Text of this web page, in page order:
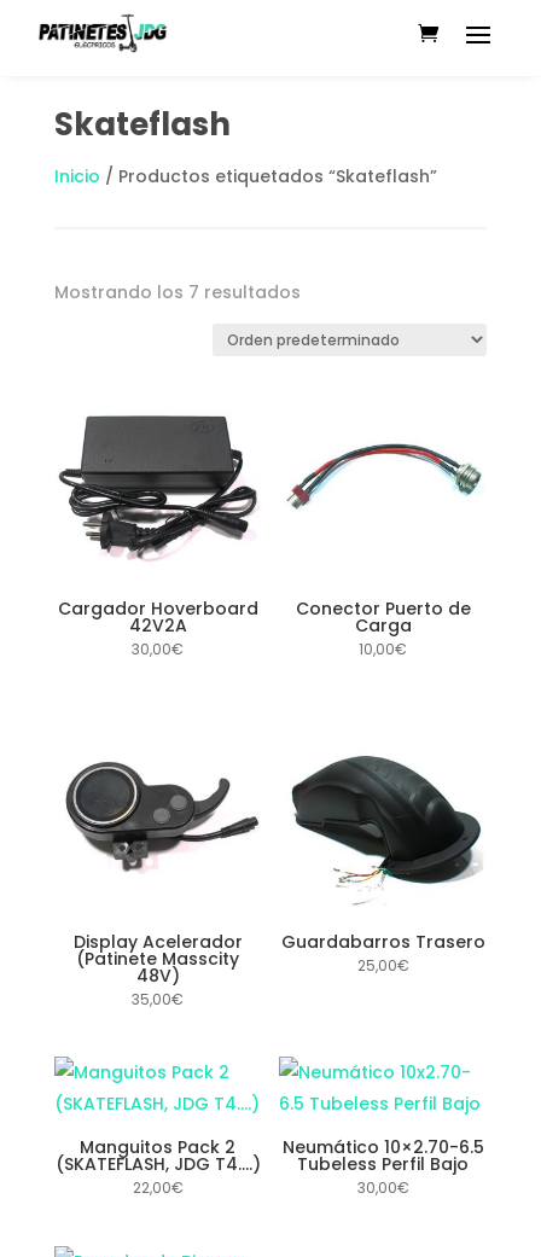
Skateflash
Inicio / Productos etiquetados “Skateflash”
Mostrando los 7 resultados
Cargador Hoverboard
42V2A
30,00€
Conector Puerto de
Carga
10,00€
Display Acelerador
(Patinete Masscity
48V)
35,00€
Guardabarros Trasero
25,00€
Manguitos Pack 2
(SKATEFLASH, JDG T4….)
22,00€
Neumático 10×2.70-6.5
Tubeless Perfil Bajo
30,00€